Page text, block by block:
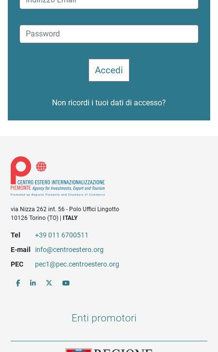
Non ricordi i tuoi dati di accesso?
via Nizza 262 int. 56 - Polo Uffici Lingotto
10126 Torino (TO) |
ITALY
Tel
+39 011 6700511
E-mail
info@centroestero.org
PEC
pec1@pec.centroestero.org
Enti promotori